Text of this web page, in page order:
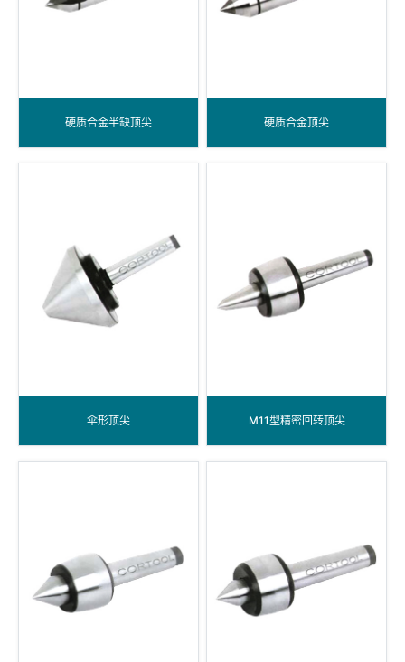
硬质合金半缺顶尖 硬质合金顶尖
伞形顶尖 M11型精密回转顶尖